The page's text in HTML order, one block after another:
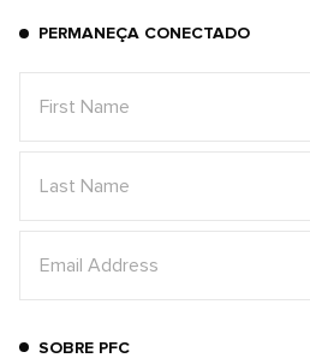
PERMANEÇA CONECTADO
SOBRE PFC